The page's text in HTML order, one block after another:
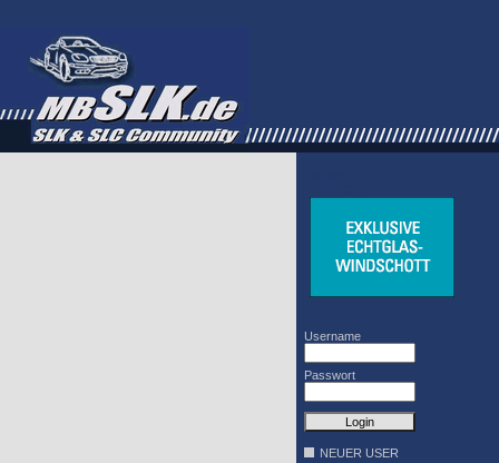
Username
Passwort
NEUER USER